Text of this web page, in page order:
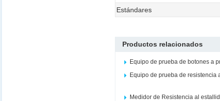
Estándares
Productos relacionados
Equipo de prueba de botones a
Equipo de prueba de resistencia
Medidor de Resistencia al